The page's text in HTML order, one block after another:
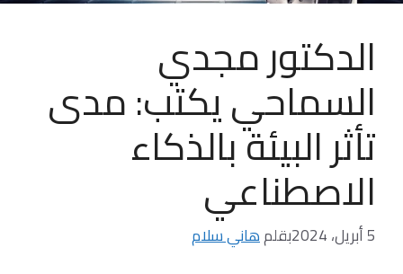
الدكتور مجدي
السماحي يكتب: مدى
تأثر البيئة بالذكاء
الاصطناعي
5 أبريل، 2024 بقلمهاني سلام